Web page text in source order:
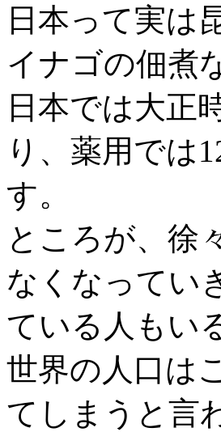
日本って実は
イナゴの佃煮
日本では大正
り、薬用では
す。
ところが、徐
なくなってい
ている人もい
世界の人口は
てしまうと言